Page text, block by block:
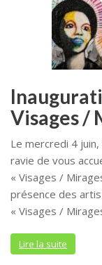
Visages /
Le mercredi 4
ravie de vous
« Visages /
présence des
« Visages /
Lire la suite